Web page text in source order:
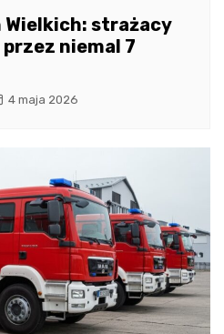
Wielkich: strażacy
niemal 7
4 maja 2026